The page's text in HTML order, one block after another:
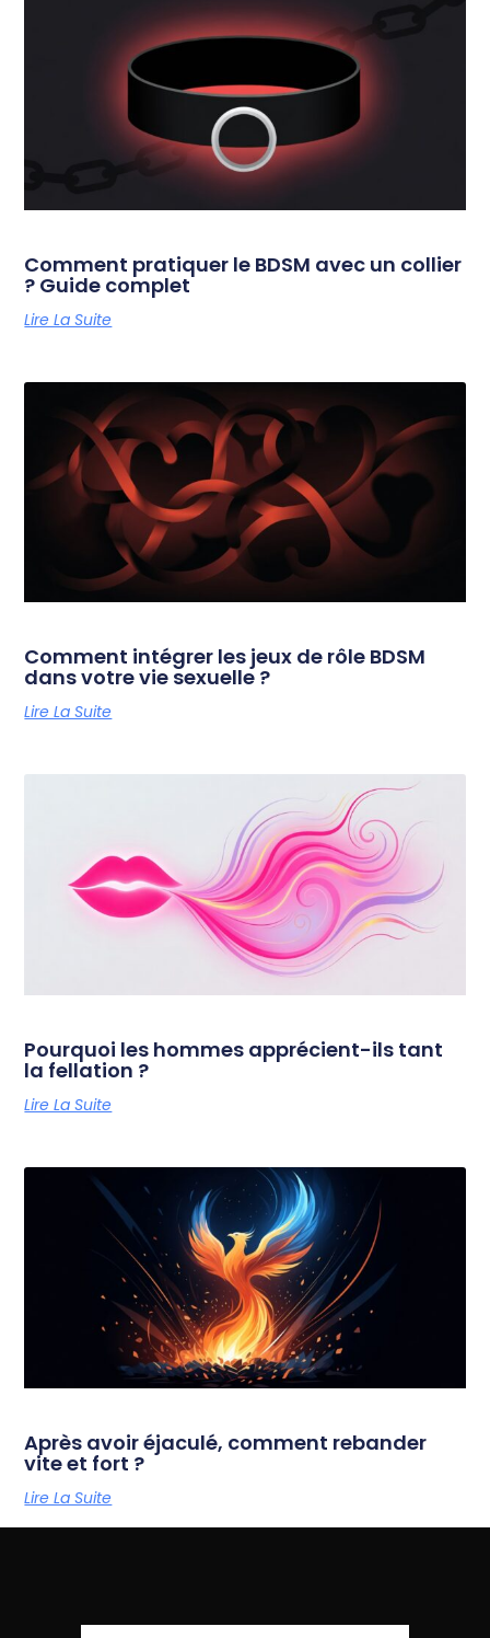
Comment pratiquer le BDSM avec un collier
? Guide complet
Lire La Suite
Comment intégrer les jeux de rôle BDSM
dans votre vie sexuelle ?
Lire La Suite
Pourquoi les hommes apprécient-ils tant
la fellation ?
Lire La Suite
Après avoir éjaculé, comment rebander
vite et fort ?
Lire La Suite